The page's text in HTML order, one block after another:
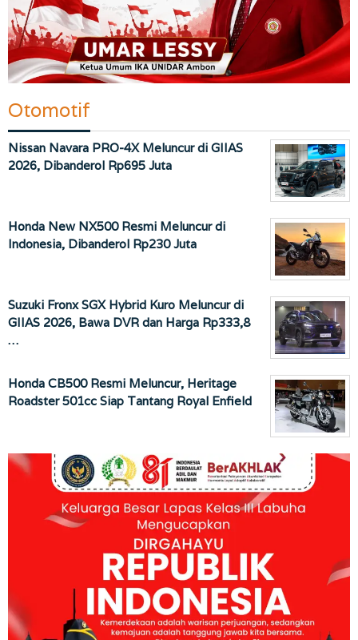
Otomotif
Nissan Navara PRO-4X Meluncur di GIIAS
2026, Dibanderol Rp695 Juta
Honda New NX500 Resmi Meluncur di
Indonesia, Dibanderol Rp230 Juta
Suzuki Fronx SGX Hybrid Kuro Meluncur di
GIIAS 2026, Bawa DVR dan Harga Rp333,8
…
Honda CB500 Resmi Meluncur, Heritage
Roadster 501cc Siap Tantang Royal Enfield